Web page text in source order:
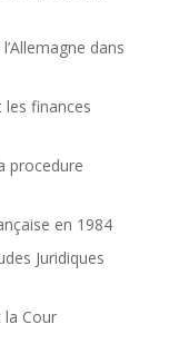
dans
les finances
procedure
en 1984
Juridiques
la Cour